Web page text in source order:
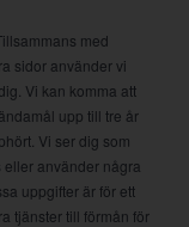
med
sidor använder vi
Vi kan komma att
upp till tre år
Vi ser dig som
använder några
uppgifter är för ett
tjänster till förmån för